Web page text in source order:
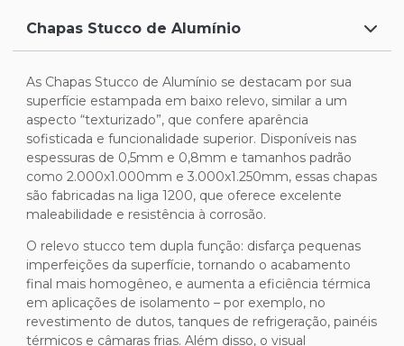
Chapas Stucco de Alumínio
As Chapas Stucco de Alumínio se destacam por sua
superfície estampada em baixo relevo, similar a um
aspecto “texturizado”, que confere aparência
sofisticada e funcionalidade superior. Disponíveis nas
espessuras de 0,5mm e 0,8mm e tamanhos padrão
como 2.000x1.000mm e 3.000x1.250mm, essas chapas
são fabricadas na liga 1200, que oferece excelente
maleabilidade e resistência à corrosão.
O relevo stucco tem dupla função: disfarça pequenas
imperfeições da superfície, tornando o acabamento
final mais homogêneo, e aumenta a eficiência térmica
em aplicações de isolamento – por exemplo, no
revestimento de dutos, tanques de refrigeração, painéis
térmicos e câmaras frias. Além disso, o visual